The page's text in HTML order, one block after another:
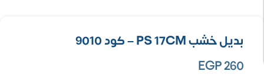
بديل خشب PS 17CM – كود 9010
EGP260